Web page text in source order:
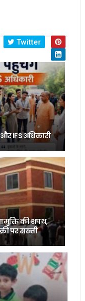
Twitter
IFS अधिकारी
की शपथ,
पर सख्ती